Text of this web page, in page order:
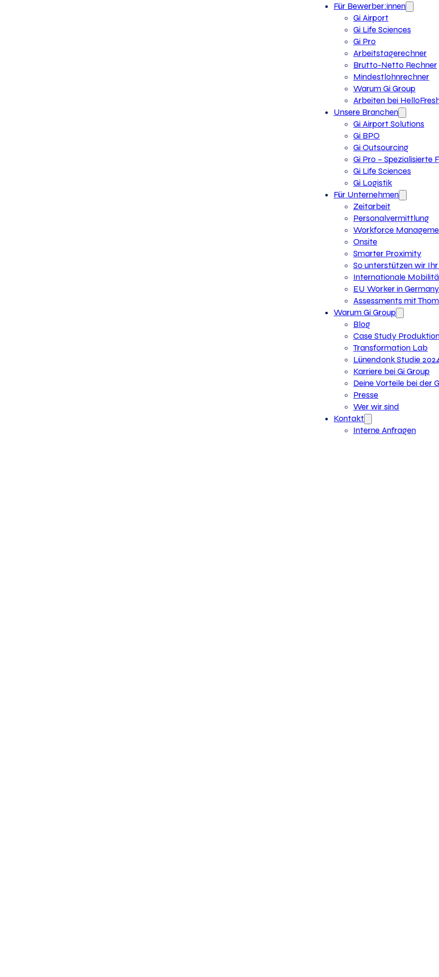
Für Bewerber:innen
Gi Airport
Gi Life Sciences
Gi Pro
Arbeitstagerechner
Brutto-Netto Rechner
Mindestlohnrechner
Warum Gi Group
Arbeiten bei
Unsere Branchen
Gi Airport Solutions
Gi BPO
Gi Outsourcing
Gi Pro – Spezialisierte
Gi Life Sciences
Gi Logistik
Für Unternehmen
Zeitarbeit
Personalvermittlung
Workforce
Onsite
Smarter Proximity
So unterstützen wir
Internationale
EU Worker in Germany
Assessments mit
Warum Gi Group
Blog
Case Study
Transformation Lab
Lünendonk Studie
Karriere bei Gi Group
Deine Vorteile bei der
Presse
Wer wir sind
Kontakt
Interne Anfragen